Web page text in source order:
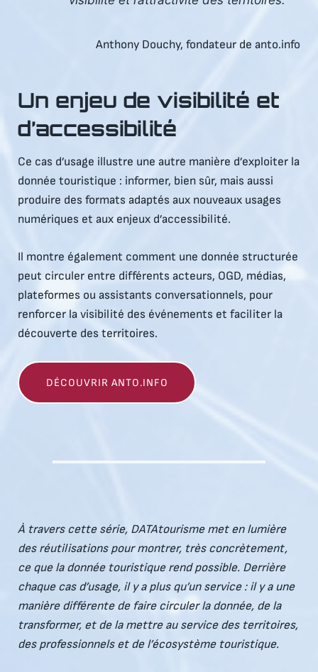
Anthony Douchy, fondateur de anto.info
Un enjeu de visibilité et
d’accessibilité
Ce cas d’usage illustre une autre manière d’exploiter la
donnée touristique : informer, bien sûr, mais aussi
produire des formats adaptés aux nouveaux usages
numériques et aux enjeux d’accessibilité.
Il montre également comment une donnée structurée
peut circuler entre différents acteurs, OGD, médias,
plateformes ou assistants conversationnels, pour
renforcer la visibilité des événements et faciliter la
découverte des territoires.
DÉCOUVRIR ANTO.INFO
À travers cette série, DATAtourisme met en lumière
des réutilisations pour montrer, très concrètement,
ce que la donnée touristique rend possible. Derrière
chaque cas d’usage, il y a plus qu’un service : il y a une
manière différente de faire circuler la donnée, de la
transformer, et de la mettre au service des territoires,
des professionnels et de l’écosystème touristique.